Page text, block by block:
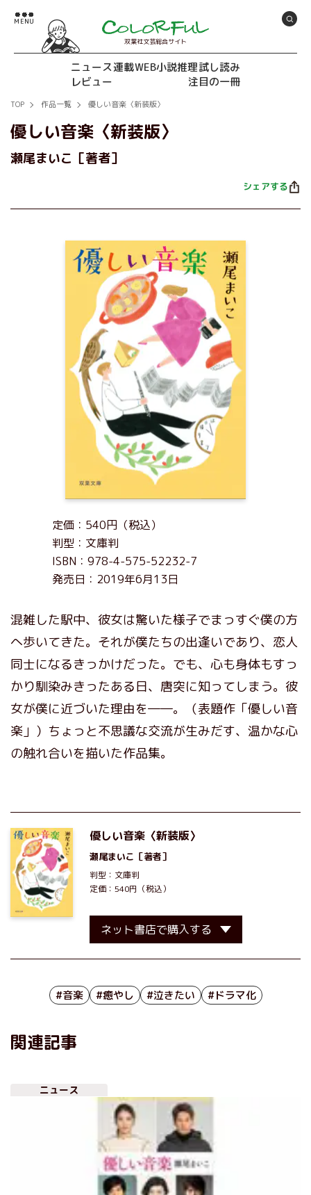
双葉社文芸総合サイト
ニュース連載WEB小説推理試し読み
レビュー
注目の一冊
TOP 作品一覧 優しい音楽〈新装版〉
優しい音楽〈新装版〉
瀬尾まいこ［著者］
シェアする
定価：540円（税込）
判型：文庫判
ISBN：978-4-575-52232-7
発売日：2019年6月13日
混雑した駅中、彼女は驚いた様子でまっすぐ僕の方
へ歩いてきた。それが僕たちの出逢いであり、恋人
同士になるきっかけだった。でも、心も身体もすっ
かり馴染みきったある日、唐突に知ってしまう。彼
女が僕に近づいた理由を――。（表題作「優しい音
楽」）ちょっと不思議な交流が生みだす、温かな心
の触れ合いを描いた作品集。
優しい音楽〈新装版〉
瀬尾まいこ ［著者］
判型：文庫判
定価：540円（税込）
ネット書店で購入する
#音楽 #癒やし #泣きたい #ドラマ化
関連記事
ニュース